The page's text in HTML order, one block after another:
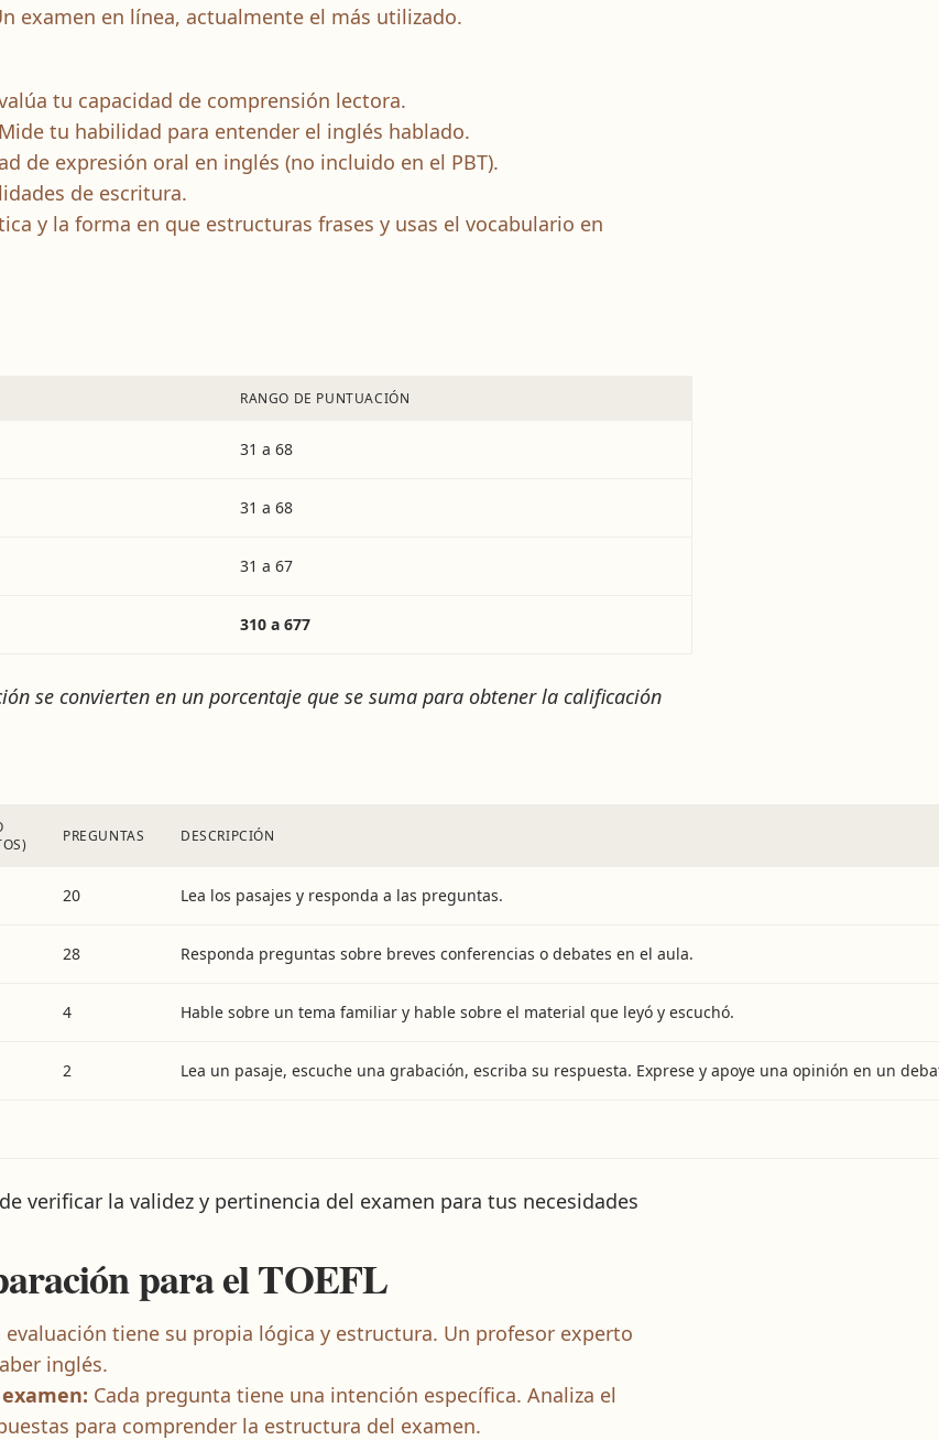
examen en línea, actualmente el más utilizado.
tu capacidad de comprensión lectora.
Mide tu habilidad para entender el inglés hablado.
de expresión oral en inglés (no incluido en el PBT).
de escritura.
y la forma en que estructuras frases y usas el vocabulario en
RANGO DE PUNTUACIÓN
31 a 68
31 a 68
31 a 67
310 a 677
se convierten en un porcentaje que se suma para obtener la calificación
PREGUNTAS DESCRIPCIÓN
20 Lea los pasajes y responda a las preguntas.
28 Responda preguntas sobre breves conferencias o debates en el aula.
4 Hable sobre un tema familiar y hable sobre el material que leyó y escuchó.
2 Lea un pasaje, escuche una grabación, escriba su respuesta. Exprese y apoye una opinión en un
verificar la validez y pertinencia del examen para tus necesidades
para el TOEFL
evaluación tiene su propia lógica y estructura. Un profesor experto
inglés.
Cada pregunta tiene una intención específica. Analiza el
para comprender la estructura del examen.